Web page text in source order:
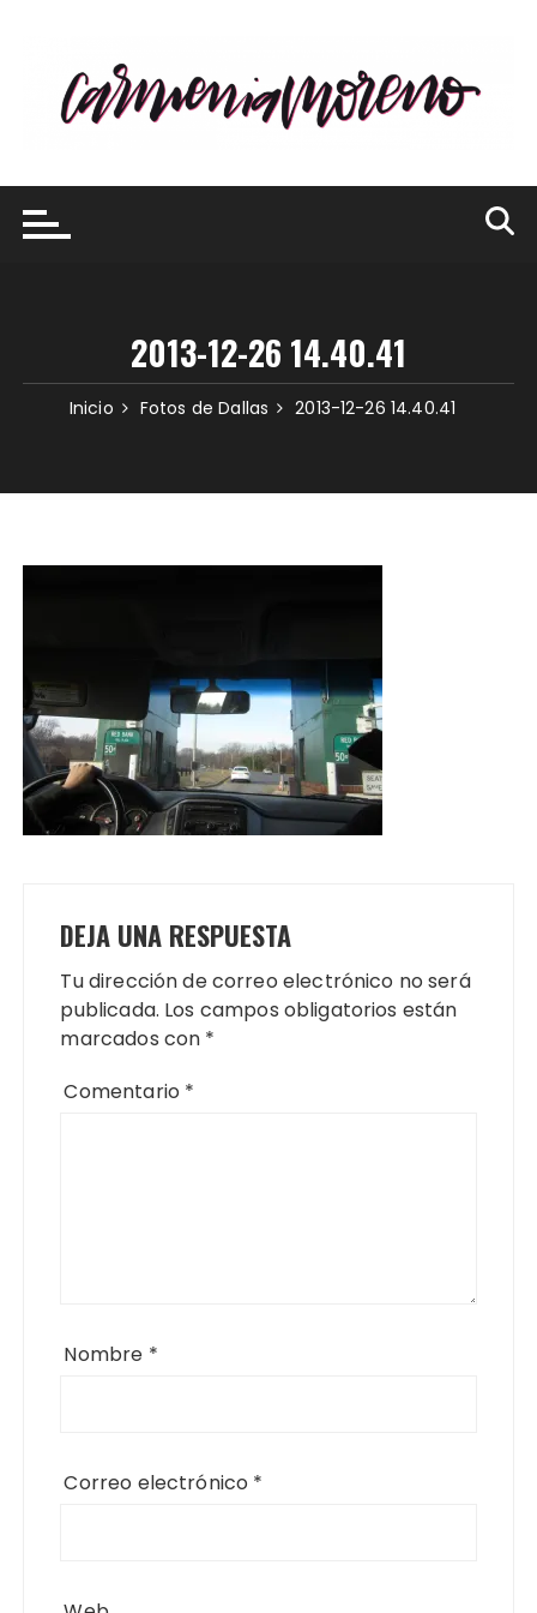
contenido
2013-12-26 14.40.41
Inicio Fotos de Dallas 2013-12-26 14.40.41
DEJA UNA RESPUESTA
Tu dirección de correo electrónico no será
publicada. Los campos obligatorios están
marcados con *
Comentario *
Nombre *
Correo electrónico *